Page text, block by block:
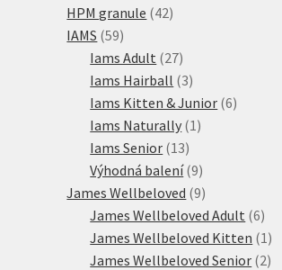
HPM granule 4242
IAMS 5959
produktů
Iams Adult 2727
produktů
Iams Hairball 33
produkty
Iams Kitten & Junior 66
Iams Naturally 1 1
Iams Senior 1313
produktů
Výhodná balení 99
produktů
James Wellbeloved 99
produktů
James Wellbeloved Adult 66
James Wellbeloved Kitten 1 1
James Wellbeloved Senior 22